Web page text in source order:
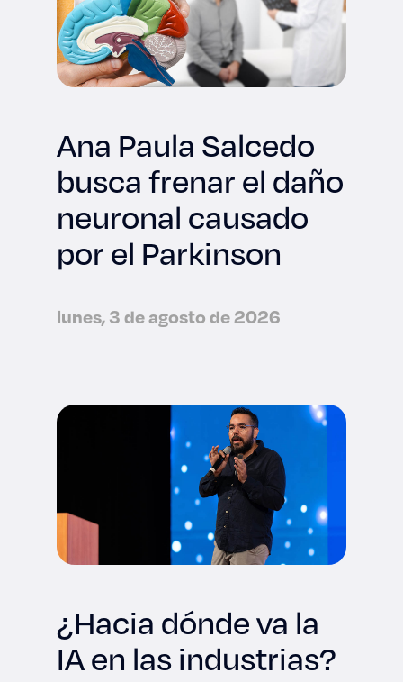
Ana Paula Salcedo
busca frenar el daño
neuronal causado
por el Parkinson
lunes, 3 de agosto de 2026
¿Hacia dónde va la
IA en las industrias?